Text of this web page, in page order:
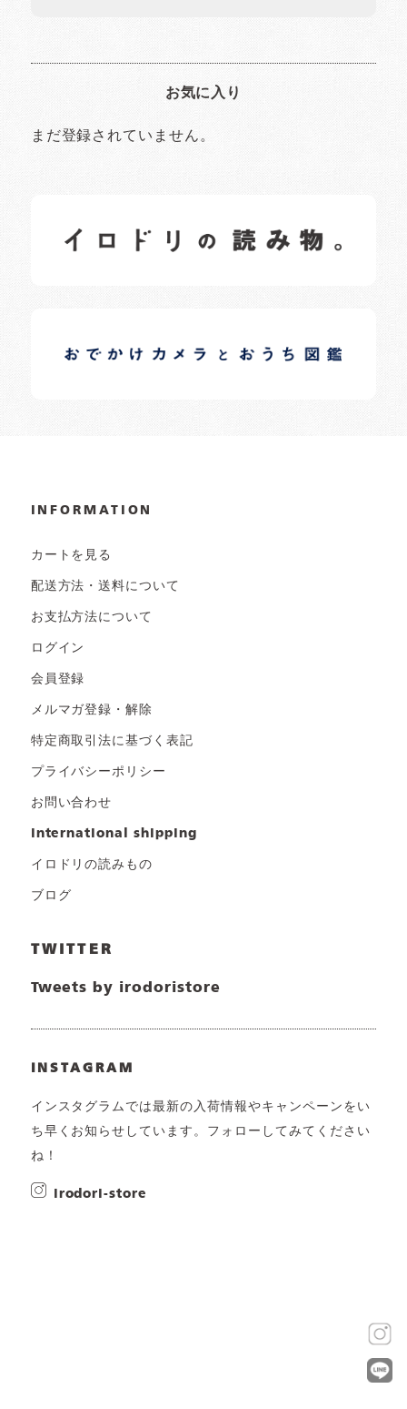
お気に入り
まだ登録されていません。
日常の様子など随時更新中です。
日常の様子など随時更新中です。
INFORMATION
カートを見る
配送方法・送料について
お支払方法について
ログイン
会員登録
メルマガ登録・解除
特定商取引法に基づく表記
プライバシーポリシー
お問い合わせ
international shipping
イロドリの読みもの
ブログ
TWITTER
Tweets by irodoristore
INSTAGRAM
インスタグラムでは最新の入荷情報やキャンペーンをい
ち早くお知らせしています。フォローしてみてください
ね！
irodori-store